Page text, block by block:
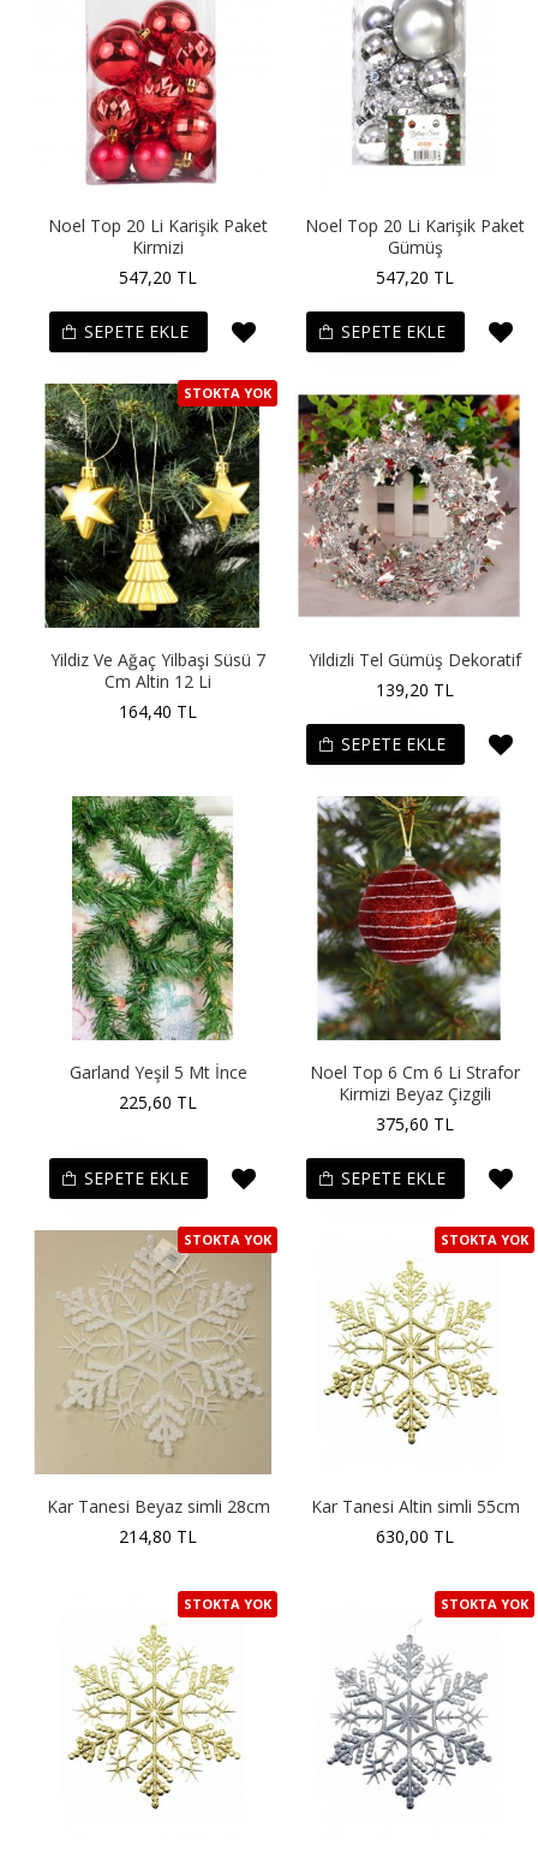
Noel Top 20 Li Karişik Paket
Kirmizi
547,20 TL
SEPETE EKLE
Noel Top 20 Li Karişik Paket
Gümüş
547,20 TL
SEPETE EKLE
STOKTA YOK
Yildiz Ve Ağaç Yilbaşi Süsü 7
Cm Altin 12 Li
164,40 TL
Yildizli Tel Gümüş Dekoratif
139,20 TL
SEPETE EKLE
Garland Yeşil 5 Mt İnce
225,60 TL
SEPETE EKLE
Noel Top 6 Cm 6 Li Strafor
Kirmizi Beyaz Çizgili
375,60 TL
SEPETE EKLE
STOKTA YOK
Kar Tanesi Beyaz simli 28cm
214,80 TL
STOKTA YOK
Kar Tanesi Altin simli 55cm
630,00 TL
STOKTA YOK STOKTA YOK